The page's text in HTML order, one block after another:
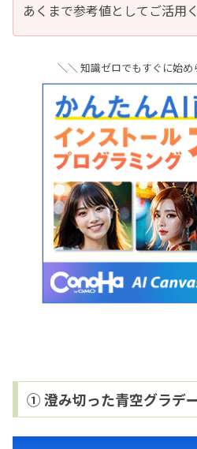
あくまで参考値としてご活用
＼＼ 知識ゼロでもすぐに始
① 澄み切った青空グラデ